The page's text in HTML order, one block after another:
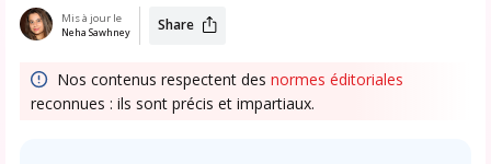
Mis à jour le
Neha Sawhney Share
Nos contenus respectent des normes éditoriales
reconnues : ils sont précis et impartiaux.